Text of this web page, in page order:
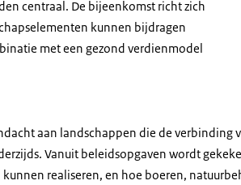
centraal. De bijeenkomst richt zich
kunnen bijdragen
met een gezond verdienmodel
aan landschappen die de verbinding
Vanuit beleidsopgaven wordt
realiseren, en hoe boeren,